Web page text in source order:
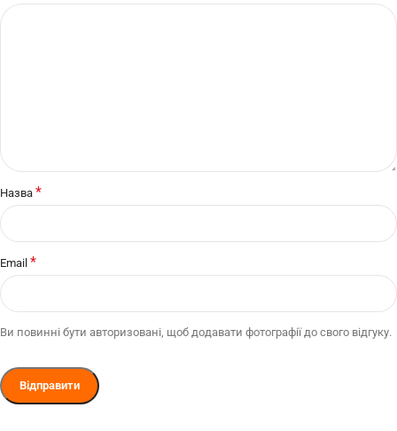
Назва *
Email *
Ви повинні бути авторизовані, щоб додавати фотографії до свого відгуку.